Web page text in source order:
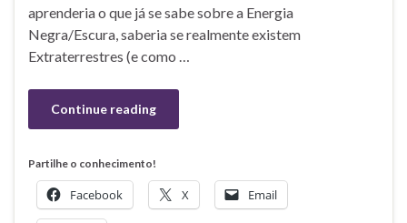
aprenderia o que já se sabe sobre a Energia
Negra/Escura, saberia se realmente existem
Extraterrestres (e como …
Continue reading
Partilhe o conhecimento!
Facebook X Email